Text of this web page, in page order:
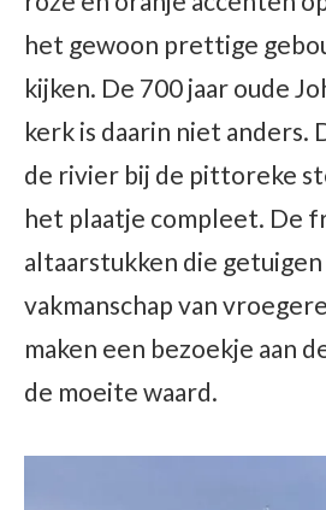
het gewoon prettige
kijken. De 700 jaar oude
kerk is daarin niet anders.
de rivier bij de pittoreke
het plaatje compleet. De
altaarstukken die
vakmanschap van
maken een bezoekje aan
de moeite waard.